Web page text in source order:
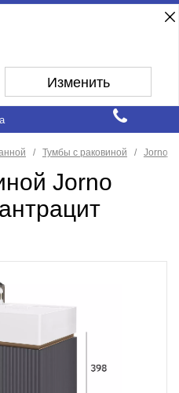
Изменить
Тумбы с раковиной Jorno
Jorno